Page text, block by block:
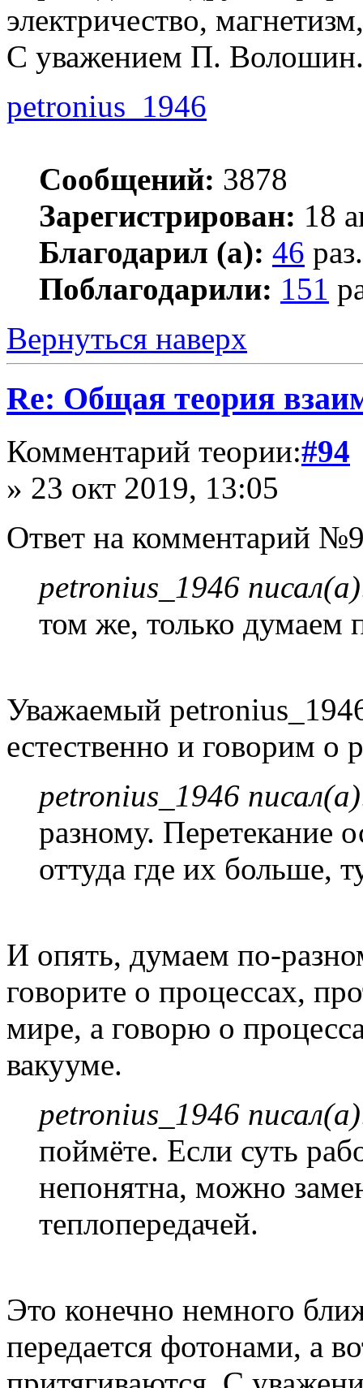
электричество,
С уважением П. Волошин.
petronius_1946
Сообщений: 3878
Зарегистрирован: 18
Благодарил (а): 46 раз.
Поблагодарили: 151
Вернуться наверх
Re: Общая теория
Комментарий теории:#94
» 23 окт 2019, 13:05
Ответ на комментарий
petronius_1946
том же, только думаем
Уважаемый
естественно и говорим о
petronius_1946
разному. Перетекание
оттуда где их больше,
И опять, думаем по-
говорите о процессах,
мире, а говорю о
вакууме.
petronius_1946
поймёте. Если суть
непонятна, можно
теплопередачей.
Это конечно немного
передается фотонами, а